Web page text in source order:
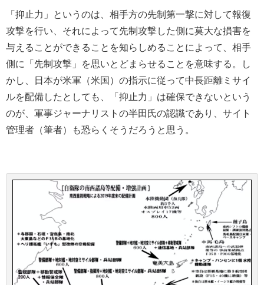
「抑止力」というのは、相手方の先制第一撃に対して報復
攻撃を行い、それによって先制攻撃した側に莫大な損害を
与えることができることを知らしめることによって、相手
側に「先制攻撃」を思いとどまらせることを意味する。し
かし、日本が米軍（米国）の指示に従って中長距離ミサイ
ルを配備したとしても、「抑止力」は確保できないという
のが、軍事ジャーナリストの半田氏の認識であり、サイト
管理者（筆者）も恐らくそうだろうと思う。